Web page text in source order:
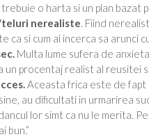
o harta si un plan bazat
nerealiste . Fiind
ca si cum ai incerca sa arunci
Multa lume sufera de
un procentaj realist al reusitei
Aceasta frica este de fapt
au dificultati in urmarirea
lor simt ca nu le merita.
bun.”